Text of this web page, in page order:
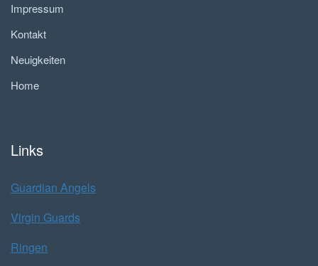
Impressum
Kontakt
Neuigkeiten
Home
Links
Guardian Angels
Virgin Guards
Ringen